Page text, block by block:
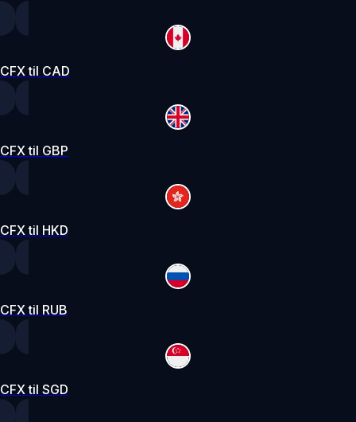
CFX til CAD
CFX til GBP
CFX til HKD
CFX til RUB
CFX til SGD